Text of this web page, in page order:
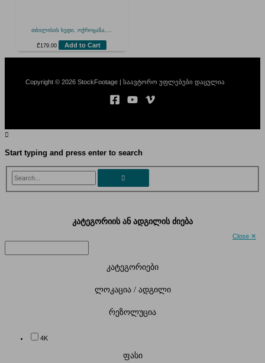
თბილისის ხედი, ოქროყანა,...
₾179.00 Add to Cart
Copyright © 2026 StockFootage | საავტორო უფლებები დაცულია
Start typing and press enter to search
Search...
Close ✕
კატეგორიის ან ადგილის ძიება
კატეგორიები
ლოკაცია / ადგილი
რეზოლუცია
4K
ფასი